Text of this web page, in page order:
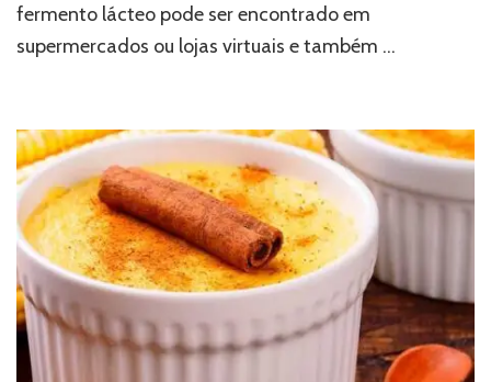
fermento lácteo pode ser encontrado em
supermercados ou lojas virtuais e também …